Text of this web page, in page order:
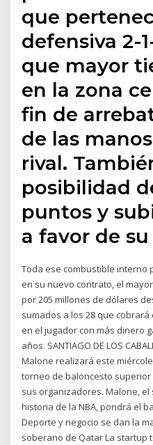
que
defensiva 2-
que mayor
en la zona
fin de
de las
rival.
posibilidad
puntos y
a favor de
Toda ese combustible interno
en su nuevo contrato, el
por 205 millones de dólares
sumados a los 28 que
en el jugador con más dinero
años. SANTIAGO DE LOS
Malone realizará este
torneo de baloncesto
sus organizadores. Malone,
historia de la NBA, pondrá el
Deporte y negocio se dan la
soberano de Qatar La startup